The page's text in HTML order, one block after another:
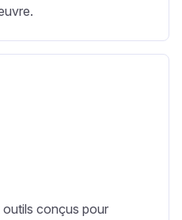
conçus pour